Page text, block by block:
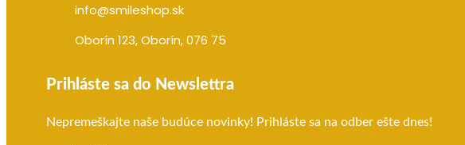
info@smileshop.sk
Oborín 123, Oborín, 076 75
Prihláste sa do Newslettra
Nepremeškajte naše budúce novinky! Prihláste sa na odber ešte dnes!